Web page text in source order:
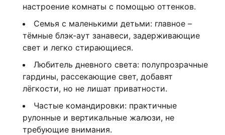
настроение комнаты с помощью оттенков.
Семья с маленькими детьми: главное –
тёмные блэк-аут занавеси, задерживающие
свет и легко стирающиеся.
Любитель дневного света: полупрозрачные
гардины, рассекающие свет, добавят
лёгкости, но не лишат приватности.
Частые командировки: практичные
рулонные и вертикальные жалюзи, не
требующие внимания.